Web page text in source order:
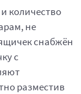
количество
не
снабжён
с
разместив